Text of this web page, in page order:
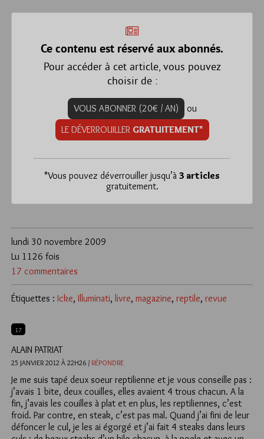
Ce contenu est réservé aux abonnés.
Pour accéder à cet article, vous pouvez
choisir de :
VOUS ABONNER (20€ / AN)
ou
LE DÉVERROUILLER GRATUITEMENT*
*Vous pouvez déverrouiller jusqu’à 3 articles
gratuitement.
lundi 30 novembre 2009
17 commentaires
Lu 1126 fois
Étiquettes : Icke, Illuminati, livre, magazine, reptile, revue
17
ALAIN PATRIAT
25 JANVIER 2012 À 22H26 / RÉPONDRE
Je me suis tapé deux soeur reptilienne et je vous conseille pas :
j’avais 1 bite, deux couilles, elles avaient 4 trous chacun. A la
fin, j’avais les couilles à plat et en plus, les reptiliennes, c’est
froid. Par contre, en steak, c’est pas mal. Quand j’ai fini de leur
défoncer le cul, je les ai égorgé et j’ai fait 4 steaks dans leurs